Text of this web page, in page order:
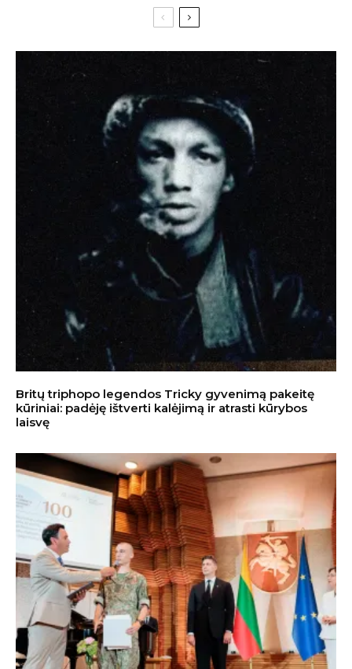
Britų triphopo legendos Tricky gyvenimą pakeitę
kūriniai: padėję ištverti kalėjimą ir atrasti kūrybos
laisvę